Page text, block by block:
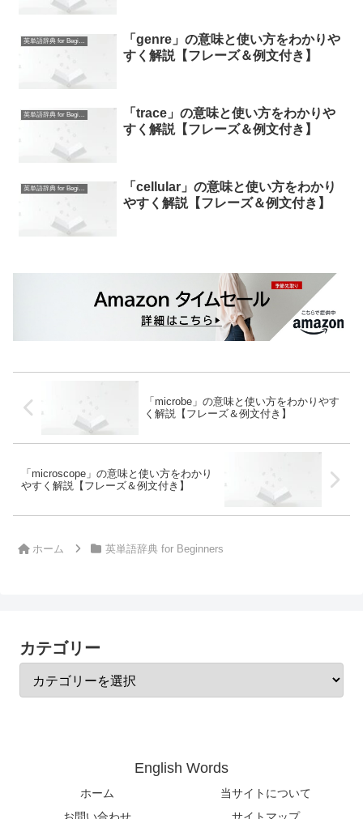
英単語辞典 for Beginners
「genre」の意味と使い方をわかりや
すく解説【フレーズ＆例文付き】
英単語辞典 for Beginners
「trace」の意味と使い方をわかりや
すく解説【フレーズ＆例文付き】
英単語辞典 for Beginners
「cellular」の意味と使い方をわかり
やすく解説【フレーズ＆例文付き】
「microbe」の意味と使い方をわかりやす
く解説【フレーズ＆例文付き】
「microscope」の意味と使い方をわかり
やすく解説【フレーズ＆例文付き】
ホーム 英単語辞典 for Beginners
カテゴリー
English Words
ホーム
当サイトについて